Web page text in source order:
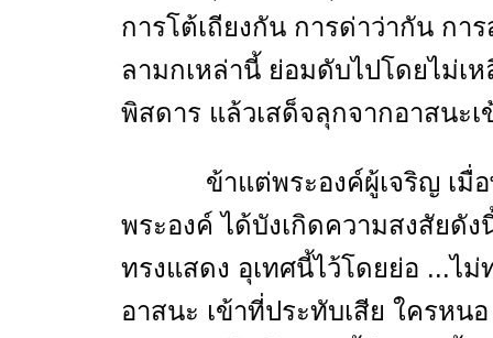
การโต้เถียงกัน การด่าว่ากัน กา
ลามกเหล่านี้ ย่อมดับไปโดยไม่เ
พิสดาร แล้วเสด็จลุกจากอาสนะเ
ข้าแต่พระองค์ผู้เจริญ เมื่อพ
พระองค์ ได้บังเกิดความสงสัยดั
ทรงแสดง อุเทศนี้ไว้โดยย่อ ...ไ
อาสนะ เข้าที่ประทับเสีย ใครหน